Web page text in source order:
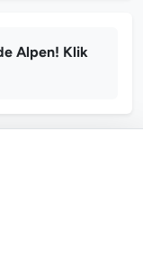
Alpen! Klik